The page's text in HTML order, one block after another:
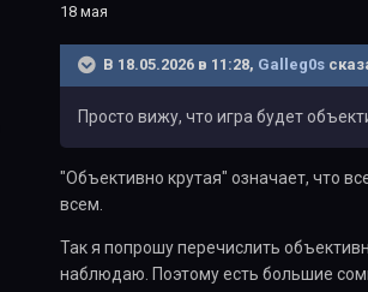
18 мая
В 18.05.2026 в 11:28, Galleg0s
Просто вижу, что игра будет
"Объективно крутая" означает, что
всем.
Так я попрошу перечислить
наблюдаю. Поэтому есть большие